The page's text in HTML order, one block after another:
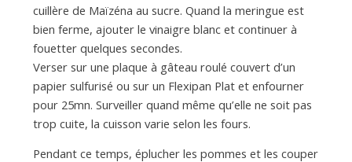
cuillère de Maïzéna au sucre. Quand la meringue est
bien ferme, ajouter le vinaigre blanc et continuer à
fouetter quelques secondes.
Verser sur une plaque à gâteau roulé couvert d’un
papier sulfurisé ou sur un Flexipan Plat et enfourner
pour 25mn. Surveiller quand même qu’elle ne soit pas
trop cuite, la cuisson varie selon les fours.
Pendant ce temps, éplucher les pommes et les couper